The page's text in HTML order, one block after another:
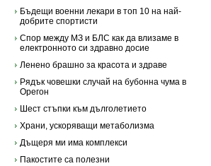
Бъдещи военни лекари в топ 10 на най-
добрите спортисти
Спор между МЗ и БЛС как да влизаме в
електронното си здравно досие
Ленено брашно за красота и здраве
Рядък човешки случай на бубонна чума в
Орегон
Шест стъпки към дълголетието
Храни, ускоряващи метаболизма
Дъщеря ми има комплекси
Пакостите са полезни